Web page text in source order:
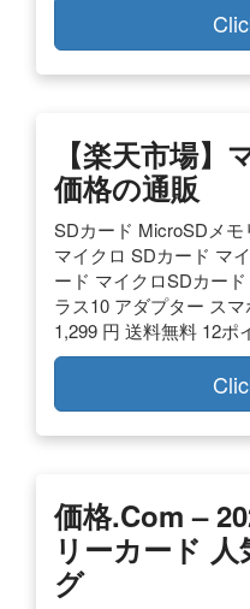
【楽天市場
価格の通販
SDカード MicroSDメ
マイクロ SDカード マ
ード マイクロSDカー
ラス10 アダプター ス
1,299 円 送料無料 12ポ
価格.com –
リーカード
グ